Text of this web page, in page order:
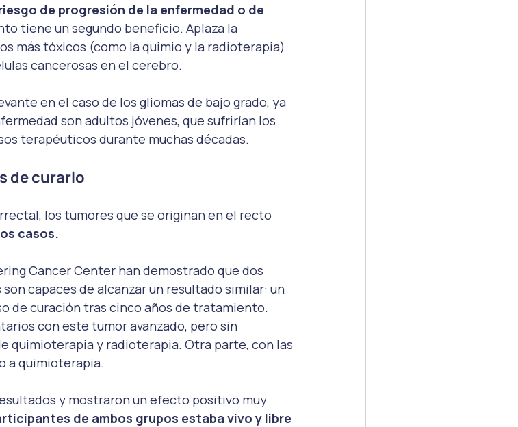
de progresión de la enfermedad o de
tiene un segundo beneficio. Aplaza la
más tóxicos (como la quimio y la radioterapia)
cancerosas en el cerebro.
en el caso de los gliomas de bajo grado, ya
son adultos jóvenes, que sufrirían los
terapéuticos durante muchas décadas.
de curarlo
los tumores que se originan en el recto
casos.
Cancer Center han demostrado que dos
capaces de alcanzar un resultado similar: un
de curación tras cinco años de tratamiento.
con este tumor avanzado, pero sin
quimioterapia y radioterapia. Otra parte, con las
a quimioterapia.
y mostraron un efecto positivo muy
de ambos grupos estaba vivo y libre